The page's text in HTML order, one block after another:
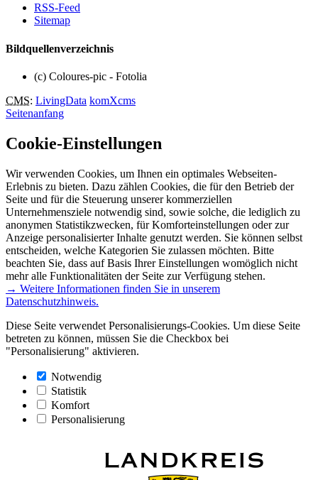
RSS-Feed
Sitemap
Bildquellenverzeichnis
(c) Coloures-pic - Fotolia
CMS: LivingData komXcms
Seitenanfang
Cookie-Einstellungen
Wir verwenden Cookies, um Ihnen ein optimales Webseiten-
Erlebnis zu bieten. Dazu zählen Cookies, die für den Betrieb der
Seite und für die Steuerung unserer kommerziellen
Unternehmensziele notwendig sind, sowie solche, die lediglich zu
anonymen Statistikzwecken, für Komforteinstellungen oder zur
Anzeige personalisierter Inhalte genutzt werden. Sie können selbst
entscheiden, welche Kategorien Sie zulassen möchten. Bitte
beachten Sie, dass auf Basis Ihrer Einstellungen womöglich nicht
mehr alle Funktionalitäten der Seite zur Verfügung stehen.
→ Weitere Informationen finden Sie in unserem
Datenschutzhinweis.
Diese Seite verwendet Personalisierungs-Cookies. Um diese Seite
betreten zu können, müssen Sie die Checkbox bei
"Personalisierung" aktivieren.
Notwendig
Statistik
Komfort
Personalisierung